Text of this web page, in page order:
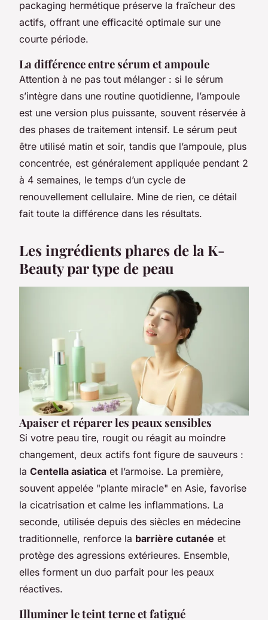
packaging hermétique préserve la fraîcheur des
actifs, offrant une efficacité optimale sur une
courte période.
La différence entre sérum et ampoule
Attention à ne pas tout mélanger : si le sérum
s’intègre dans une routine quotidienne, l’ampoule
est une version plus puissante, souvent réservée à
des phases de traitement intensif. Le sérum peut
être utilisé matin et soir, tandis que l’ampoule, plus
concentrée, est généralement appliquée pendant 2
à 4 semaines, le temps d’un cycle de
renouvellement cellulaire. Mine de rien, ce détail
fait toute la différence dans les résultats.
Les ingrédients phares de la K-
Beauty par type de peau
Apaiser et réparer les peaux sensibles
Si votre peau tire, rougit ou réagit au moindre
changement, deux actifs font figure de sauveurs :
la Centella asiatica et l’armoise. La première,
souvent appelée "plante miracle" en Asie, favorise
la cicatrisation et calme les inflammations. La
seconde, utilisée depuis des siècles en médecine
traditionnelle, renforce la barrière cutanée et
protège des agressions extérieures. Ensemble,
elles forment un duo parfait pour les peaux
réactives.
Illuminer le teint terne et fatigué